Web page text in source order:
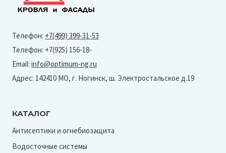
Телефон: +7(499) 399-31-53
Телефон: +7(925) 156-18-
Email: info@optimum-ng.ru
Адрес: 142410 МО, г. Ногинск, ш. Электростальское д.19
КАТАЛОГ
Антисептики и огнебиозащита
Водосточные системы